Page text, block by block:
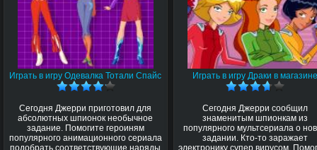
Играть в игру Одевалка Тотали Спайс
Сегодня Джерри приготовил для
абсолютных шпионок необычное
задание. Помогите героиням
популярного анимационного сериала
подобрать соответствующие наряды
Играть в игру Драки в
Сегодня Джерри сообщил
знаменитым шпионкам из
популярного мультсериала о
задании. Кто-то заражает
электронику супер вирусом.